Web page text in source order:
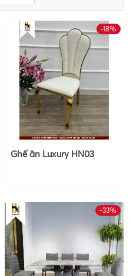
-18%
Ghế ăn Luxury HN03
-33%